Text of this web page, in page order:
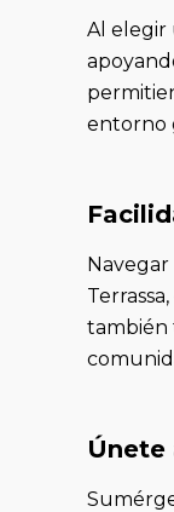
Al elegir
entorno
también
Únete